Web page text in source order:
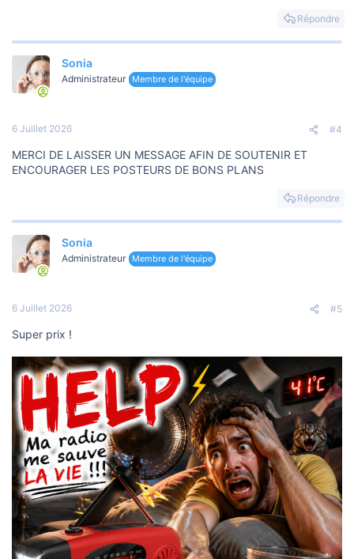
Répondre
Sonia
Administrateur Membre de l'équipe
6 Juillet 2026 #4
MERCI DE LAISSER UN MESSAGE AFIN DE SOUTENIR ET
ENCOURAGER LES POSTEURS DE BONS PLANS
Répondre
Sonia
Administrateur Membre de l'équipe
6 Juillet 2026 #5
Super prix !